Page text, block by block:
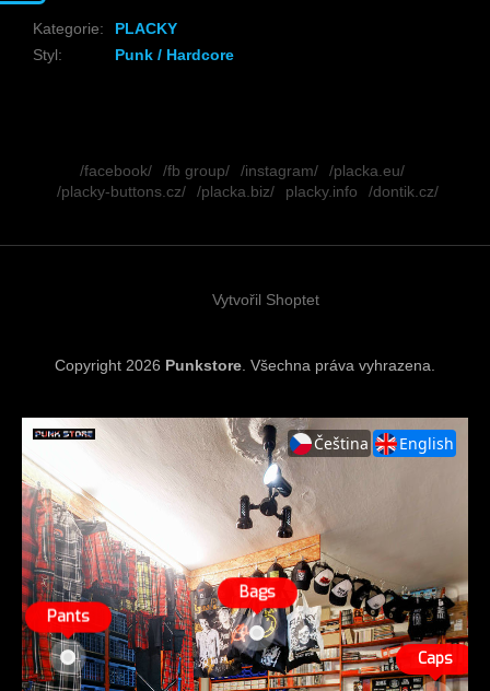
Kategorie:
PLACKY
Styl: Punk / Hardcore
/facebook/ /fb group/ /instagram/
/placka.eu/
/placky-buttons.cz/
/placka.biz/ placky.info /dontik.cz/
Vytvořil Shoptet
Copyright 2026 Punkstore . Všechna práva vyhrazena.